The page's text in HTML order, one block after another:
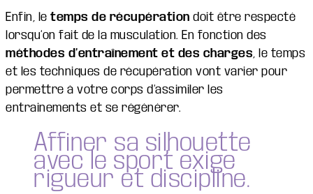
Enfin, le temps de récupération doit être respecté
lorsqu’on fait de la musculation. En fonction des
méthodes d’entraînement et des charges, le temps
et les techniques de récupération vont varier pour
permettre à votre corps d’assimiler les
entrainements et se régénérer.
Affiner sa silhouette
avec le sport exige
rigueur et discipline.